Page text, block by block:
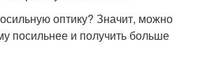
оптику? Значит, можно
посильнее и получить больше